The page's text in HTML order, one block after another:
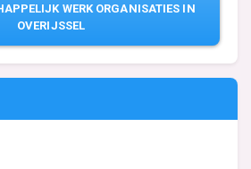
WERK ORGANISATIES IN
OVERIJSSEL